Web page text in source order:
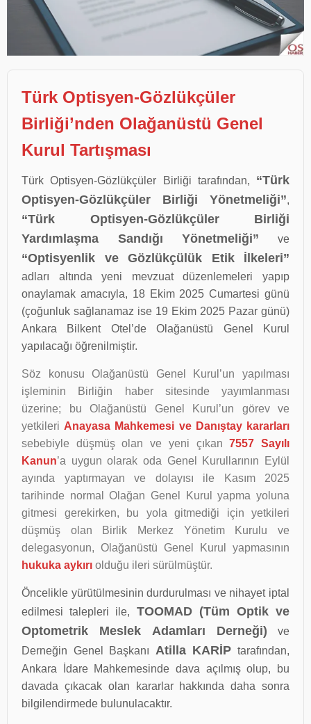
Türk Optisyen-Gözlükçüler
Birliği’nden Olağanüstü Genel
Kurul Tartışması
Türk Optisyen-Gözlükçüler Birliği tarafından, “Türk
Optisyen-Gözlükçüler Birliği Yönetmeliği”,
“Türk Optisyen-Gözlükçüler Birliği
Yardımlaşma Sandığı Yönetmeliği” ve
“Optisyenlik ve Gözlükçülük Etik İlkeleri”
adları altında yeni mevzuat düzenlemeleri yapıp
onaylamak amacıyla, 18 Ekim 2025 Cumartesi günü
(çoğunluk sağlanamaz ise 19 Ekim 2025 Pazar günü)
Ankara Bilkent Otel’de Olağanüstü Genel Kurul
yapılacağı öğrenilmiştir.
Söz konusu Olağanüstü Genel Kurul’un yapılması
işleminin Birliğin haber sitesinde yayımlanması
üzerine; bu Olağanüstü Genel Kurul’un görev ve
yetkileri Anayasa Mahkemesi ve Danıştay kararları
sebebiyle düşmüş olan ve yeni çıkan7557 Sayılı
Kanun’a uygun olarak oda Genel Kurullarının Eylül
ayında yaptırmayan ve dolayısı ile Kasım 2025
tarihinde normal Olağan Genel Kurul yapma yoluna
gitmesi gerekirken, bu yola gitmediği için yetkileri
düşmüş olan Birlik Merkez Yönetim Kurulu ve
delegasyonun, Olağanüstü Genel Kurul yapmasının
hukuka aykırı olduğu ileri sürülmüştür.
Öncelikle yürütülmesinin durdurulması ve nihayet iptal
edilmesi talepleri ile, TOOMAD (Tüm Optik ve
Optometrik Meslek Adamları Derneği) ve
Derneğin Genel Başkanı Atilla KARİP tarafından,
Ankara İdare Mahkemesinde dava açılmış olup, bu
davada çıkacak olan kararlar hakkında daha sonra
bilgilendirmede bulunulacaktır.